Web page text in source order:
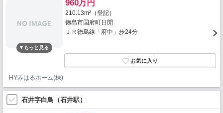
960万円
210.13m²（登記）
徳島市国府町日開
ＪＲ徳島線「府中」歩24分
HYみはるホーム(株)
石井字白鳥（石井駅）